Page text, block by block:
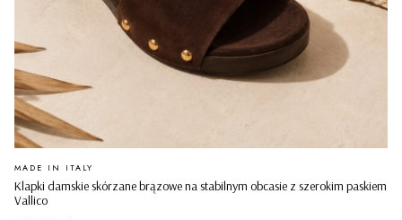
Klapki damskie skórzane brązowe na stabilnym obcasie z szerokim paskiem
Vallico
PRODUCENT
MADE IN ITALY